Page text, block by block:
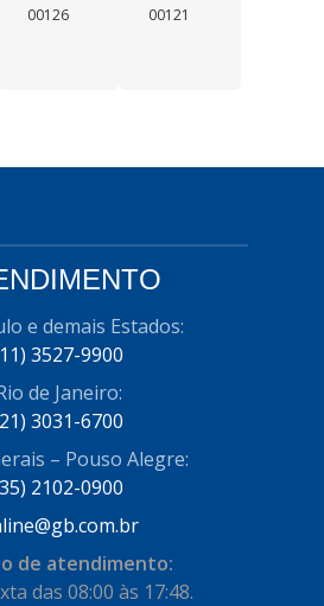
00126
00121
e demais Estados:
3527-9900
de Janeiro:
3031-6700
– Pouso Alegre:
2102-0900
de atendimento:
das 08:00 às 17:48.